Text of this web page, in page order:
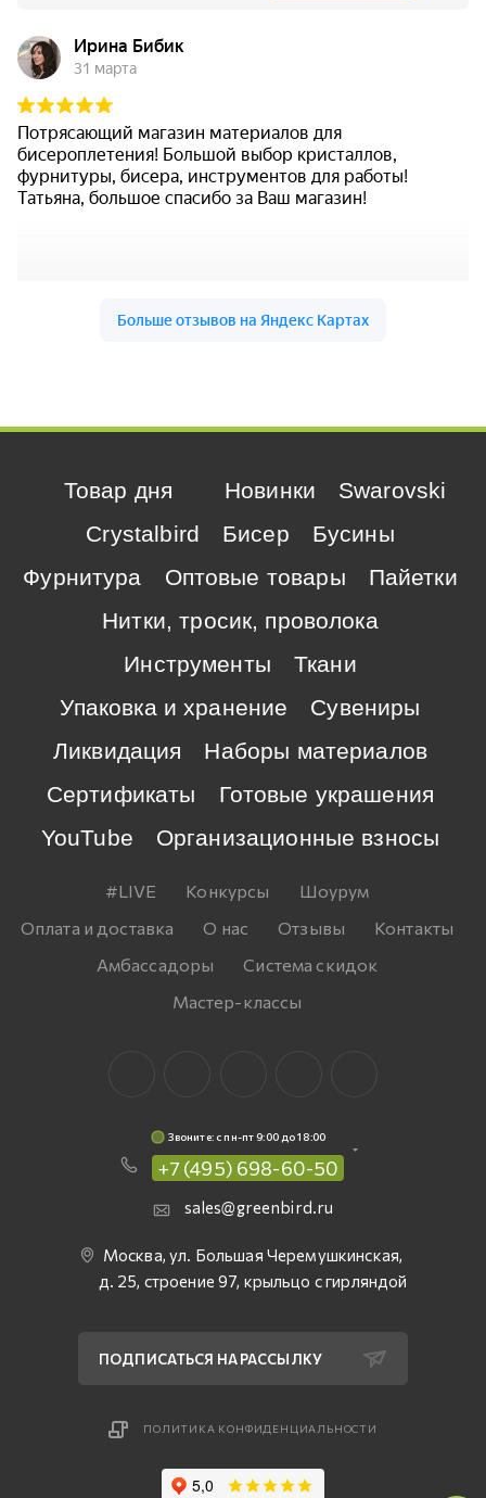
Товар дня Новинки
Swarovski
Crystalbird
Бисер
Бусины
Фурнитура
Оптовые товары
Пайетки
Нитки, тросик, проволока
Инструменты
Ткани
Упаковка и хранение
Сувениры
Ликвидация
Наборы материалов
Сертификаты
Готовые украшения
YouTube
Организационные взносы
#LIVE Конкурсы
Шоурум
Оплата и доставка
О нас Отзывы
Контакты
Амбассадоры
Система скидок
Мастер-классы
Звоните: c пн-пт 9:00 до 18:00
+7 (495) 698-60-50
sales@greenbird.ru
Москва, ул. Большая Черемушкинская,
д. 25, строение 97, крыльцо с гирляндой
ПОДПИСАТЬСЯ НА РАССЫЛКУ
ПОЛИТИКА КОНФИДЕНЦИАЛЬНОСТИ